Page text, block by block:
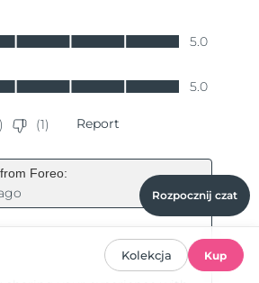
Rozpocznij czat
Kolekcja Kup